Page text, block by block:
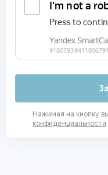
Нажимая на кнопку
конфиденциальности